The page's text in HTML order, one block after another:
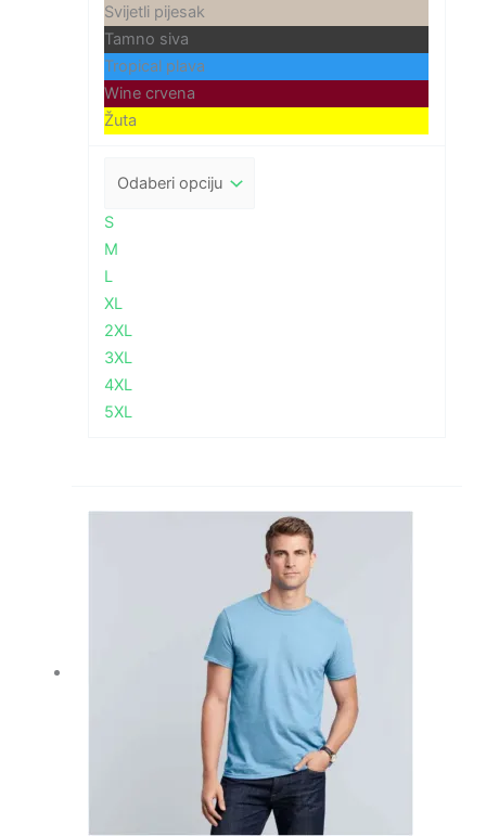
Svijetli pijesak
Tamno siva
Tropical plava
Wine crvena
Žuta
S
M
L
XL
2XL
3XL
4XL
5XL
4,13 €